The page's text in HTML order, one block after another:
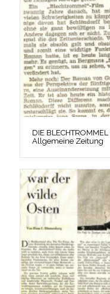
DIE
Allgemeine Zeitung